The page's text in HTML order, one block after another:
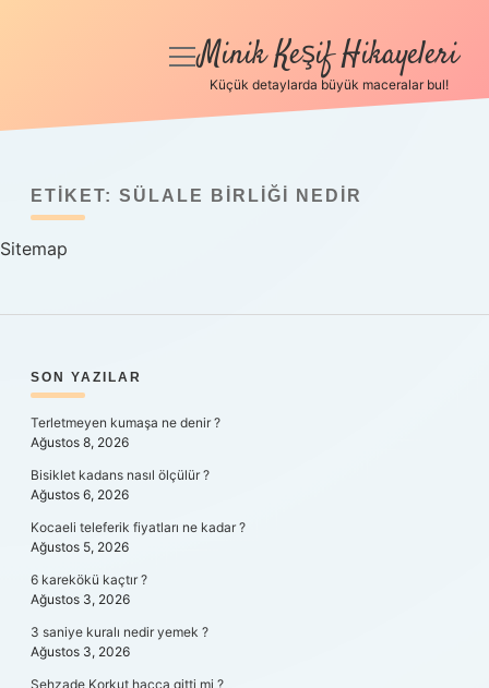
Anasayfa
Yasal Uyarı
menüyü
Minik Keşif Hikayeleri
Küçük detaylarda büyük maceralar bul!
ETIKET: SÜLALE BIRLIĞI NEDIR
Sitemap
SIDEBAR
SON YAZILAR
Terletmeyen kumaşa ne denir ?
Ağustos 8, 2026
Bisiklet kadans nasıl ölçülür ?
Ağustos 6, 2026
Kocaeli teleferik fiyatları ne kadar ?
Ağustos 5, 2026
6 karekökü kaçtır ?
Ağustos 3, 2026
3 saniye kuralı nedir yemek ?
Ağustos 3, 2026
Şehzade Korkut hacca gitti mi ?